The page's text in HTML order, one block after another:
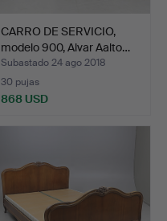
CARRO DE SERVICIO,
modelo 900, Alvar Aalto…
Subastado 24 ago 2018
30 pujas
868 USD